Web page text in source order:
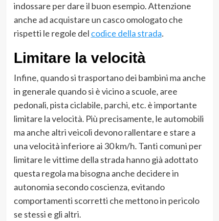
indossare per dare il buon esempio. Attenzione
anche ad acquistare un casco omologato che
rispetti le regole del codice della strada.
Limitare la velocità
Infine, quando si trasportano dei bambini ma anche
in generale quando si è vicino a scuole, aree
pedonali, pista ciclabile, parchi, etc. è importante
limitare la velocità. Più precisamente, le automobili
ma anche altri veicoli devono rallentare e stare a
una velocità inferiore ai 30 km/h. Tanti comuni per
limitare le vittime della strada hanno già adottato
questa regola ma bisogna anche decidere in
autonomia secondo coscienza, evitando
comportamenti scorretti che mettono in pericolo
se stessi e gli altri.